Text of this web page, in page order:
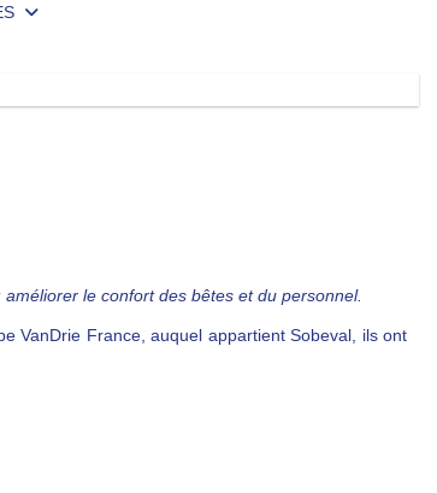
le confort des bêtes et du personnel.
VanDrie France, auquel appartient Sobeval, ils ont